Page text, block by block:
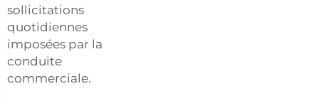
sollicitations
quotidiennes
imposées par la
conduite
commerciale.